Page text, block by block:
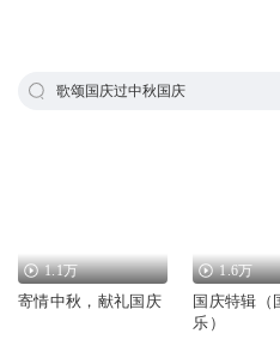
歌颂国庆过中秋国庆
1.1万
寄情中秋，献礼国庆
1.6万
国庆特辑（
乐）